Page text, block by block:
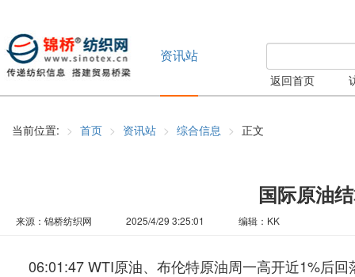
资讯站
返回首页
当前位置: 首页 资讯站 综合信息 正文
国际原油
来源：锦桥纺织网 2025/4/29 3:25:01 编辑：KK
06:01:47 WTI原油、布伦特原油周一高开近1%后